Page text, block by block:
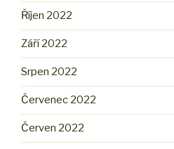
Říjen 2022
Září 2022
Srpen 2022
Červenec 2022
Červen 2022